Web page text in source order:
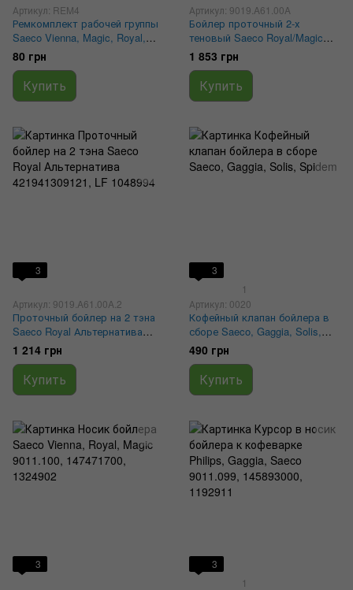
Артикул: REM4
Ремкомплект рабочей группы
Saeco Vienna, Magic, Royal,
Aulika
80 грн
Купить
Артикул: 9019.A61.00A
Бойлер проточный 2-х
теновый Saeco Royal/Magic
Оригинал 421941309121, LF
1048994
1 853 грн
Купить
3
Артикул: 9019.A61.00A.2
Проточный бойлер на 2 тэна
Saeco Royal Альтернатива
421941309121, LF 1048994
1 214 грн
Купить
3
1
Артикул: 0020
Кофейный клапан бойлера в
сборе Saeco, Gaggia, Solis,
Spidem
490 грн
Купить
3
3
1